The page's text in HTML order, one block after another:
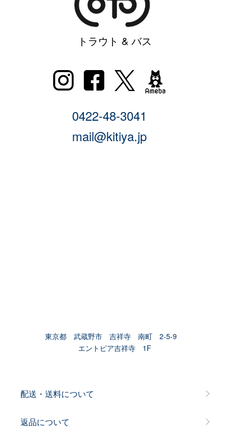
トラウト & バス
0422-48-3041
mail@kitiya.jp
東京都 武蔵野市 吉祥寺 南町 2-5-9
エントピア吉祥寺 1F
配送・送料について
返品について